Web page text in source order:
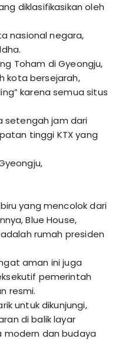
diklasifikasikan oleh
nasional negara,
Toham di Gyeongju,
kota bersejarah,
karena semua situs
setengah jam dari
tinggi KTX yang
yang mencolok dari
Blue House,
rumah presiden
aman ini juga
pemerintah
resmi.
untuk dikunjungi,
di balik layar
dan budaya